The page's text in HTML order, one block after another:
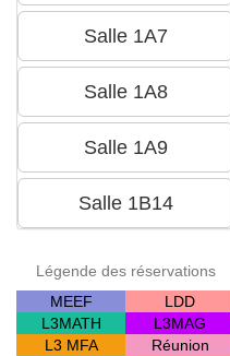
Légende des réservations
MEEF
LDD
L3MATH
L3MAG
L3 MFA
Réunion